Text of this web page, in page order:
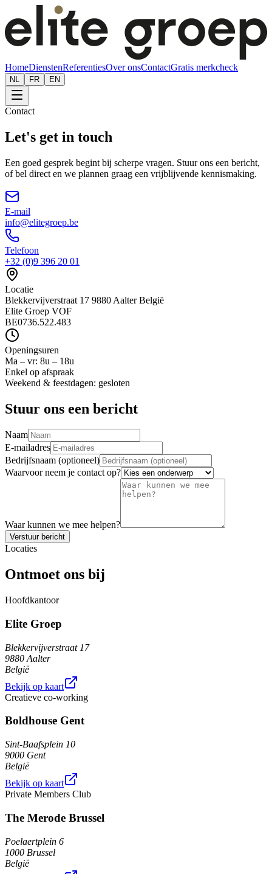
HomeDienstenReferentiesOver onsContactGratis merkcheck
NL FR EN
Contact
Let's get in touch
Een goed gesprek begint bij scherpe vragen. Stuur ons een bericht,
of bel direct en we plannen graag een vrijblijvende kennismaking.
E-mail
info@elitegroep.be
Telefoon
+32 (0)9 396 20 01
Locatie
Blekkervijverstraat 17 9880 Aalter België
Elite Groep VOF
BE0736.522.483
Openingsuren
Ma – vr: 8u – 18u
Enkel op afspraak
Weekend & feestdagen: gesloten
Stuur ons een bericht
Naam
E-mailadres
Bedrijfsnaam (optioneel)
Waarvoor neem je contact op?
Waar kunnen we mee helpen?
Verstuur bericht
Locaties
Ontmoet ons bij
Hoofdkantoor
Elite Groep
Blekkervijverstraat 17
9880 Aalter
België
Bekijk op kaart
Creatieve co-working
Boldhouse Gent
Sint-Baafsplein 10
9000 Gent
België
Bekijk op kaart
Private Members Club
The Merode Brussel
Poelaertplein 6
1000 Brussel
België